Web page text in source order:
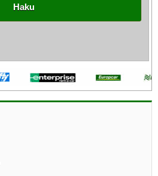
Haku